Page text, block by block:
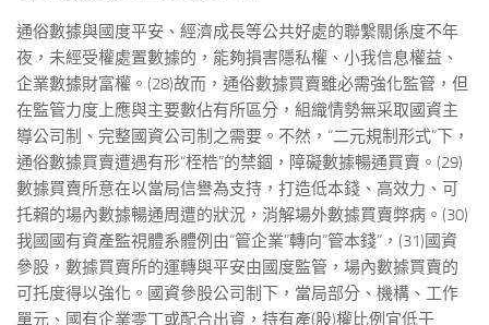
通俗數據與國度平安、經濟成長等公共好處的聯繫關係度不年
夜，未經受權處置數據的，能夠損害隱私權、小我信息權益、
企業數據財富權。(28)故而，通俗數據買賣雖必需強化監管，但
在監管力度上應與主要數佔有所區分，組織情勢無采取國資主
導公司制、完整國資公司制之需要。不然，“二元規制形式”下，
通俗數據買賣遭遇有形“桎梏”的禁錮，障礙數據暢通買賣。(29)
數據買賣所意在以當局信譽為支持，打造低本錢、高效力、可
托賴的場內數據暢通周遭的狀況，消解場外數據買賣弊病。(30)
我國國有資產監視體系體例由“管企業”轉向“管本錢”，(31)國資
參股，數據買賣所的運轉與平安由國度監管，場內數據買賣的
可托度得以強化。國資參股公司制下，當局部分、機構、工作
單元、國有企業零丁或配合出資，持有產(股)權比例宜低于